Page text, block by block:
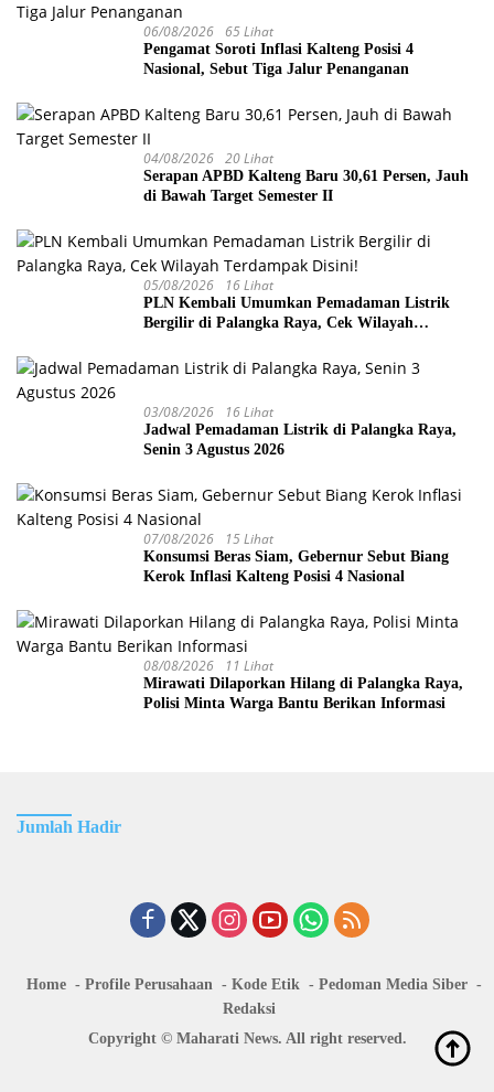
06/08/2026 65 Lihat
Pengamat Soroti Inflasi Kalteng Posisi 4
Nasional, Sebut Tiga Jalur Penanganan
04/08/2026 20 Lihat
Serapan APBD Kalteng Baru 30,61 Persen, Jauh
di Bawah Target Semester II
05/08/2026 16 Lihat
PLN Kembali Umumkan Pemadaman Listrik
Bergilir di Palangka Raya, Cek Wilayah
03/08/2026 16 Lihat
Jadwal Pemadaman Listrik di Palangka Raya,
Senin 3 Agustus 2026
07/08/2026 15 Lihat
Konsumsi Beras Siam, Gebernur Sebut Biang
Kerok Inflasi Kalteng Posisi 4 Nasional
08/08/2026 11 Lihat
Mirawati Dilaporkan Hilang di Palangka Raya,
Polisi Minta Warga Bantu Berikan Informasi
Jumlah Hadir
Home Profile Perusahaan Kode Etik
Pedoman Media Siber
Redaksi
Copyright © Maharati News. All right reserved.